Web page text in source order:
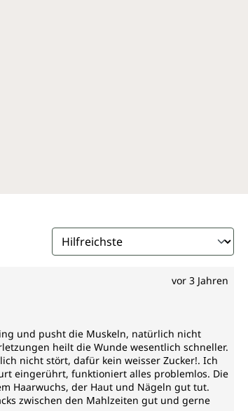
vor 3 Jahren
und pusht die Muskeln, natürlich nicht
heilt die Wunde wesentlich schneller.
nicht stört, dafür kein weisser Zucker!. Ich
eingerührt, funktioniert alles problemlos. Die
Haarwuchs, der Haut und Nägeln gut tut.
zwischen den Mahlzeiten gut und gerne